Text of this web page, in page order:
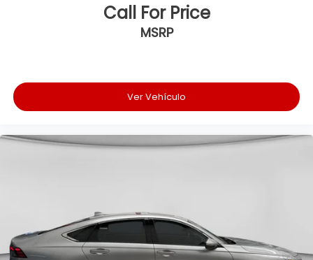
Call For Price
MSRP
Ver Vehículo